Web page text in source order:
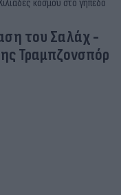
του Σαλάχ -
Τραμπζονσπόρ